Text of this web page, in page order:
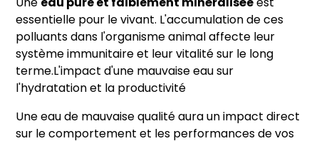
Une eau pure et faiblement minéralisée est
essentielle pour le vivant. L'accumulation de ces
polluants dans l'organisme animal affecte leur
système immunitaire et leur vitalité sur le long
terme.L'impact d'une mauvaise eau sur
l'hydratation et la productivité
Une eau de mauvaise qualité aura un impact direct
sur le comportement et les performances de vos